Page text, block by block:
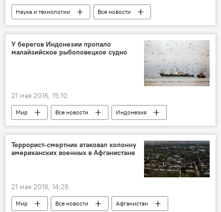
Наука и технологии
Все новости
Индия
Тим Кук Apple
У берегов Индонезии пропало
малайзийское рыболовецкое судно
21 мая 2016, 15:10
Мир Все новости Индонезия
Террорист-смертник атаковал колонну
американских военных в Афганистане
21 мая 2016, 14:26
Мир Все новости
Афганистан